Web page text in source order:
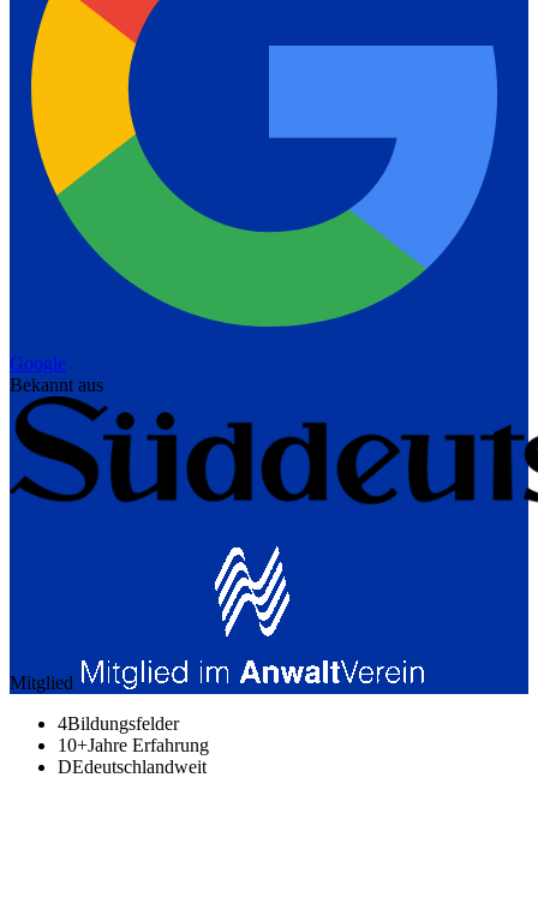
Google
Bekannt aus
Mitglied
4Bildungsfelder
10+Jahre Erfahrung
DEdeutschlandweit